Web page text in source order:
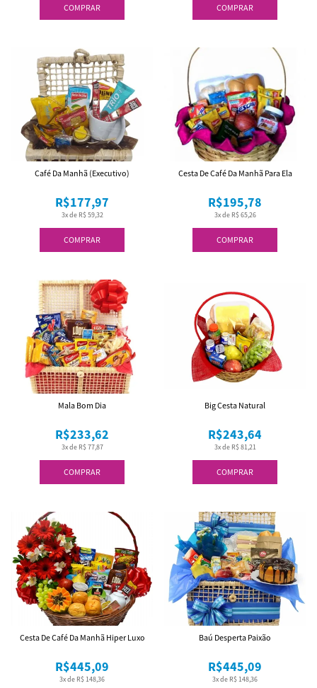
COMPRAR COMPRAR
COMPRAR
3x de R$ 59,32
R$177,97
Café Da Manhã (Executivo)
COMPRAR
3x de R$ 65,26
R$195,78
Cesta De Café Da Manhã Para Ela
COMPRAR
3x de R$ 77,87
R$233,62
Mala Bom Dia
COMPRAR
3x de R$ 81,21
R$243,64
Big Cesta Natural
3x de R$ 148,36
R$445,09
Cesta De Café Da Manhã Hiper Luxo
3x de R$ 148,36
R$445,09
Baú Desperta Paixão